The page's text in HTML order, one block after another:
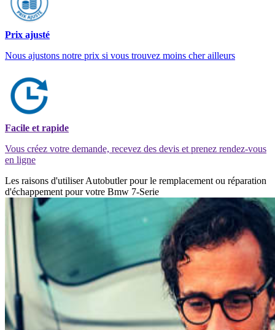
Prix ajusté
Nous ajustons notre prix si vous trouvez moins cher ailleurs
Facile et rapide
Vous créez votre demande, recevez des devis et prenez rendez-vous
en ligne
Les raisons d'utiliser Autobutler pour le remplacement ou réparation
d'échappement pour votre Bmw 7-Serie